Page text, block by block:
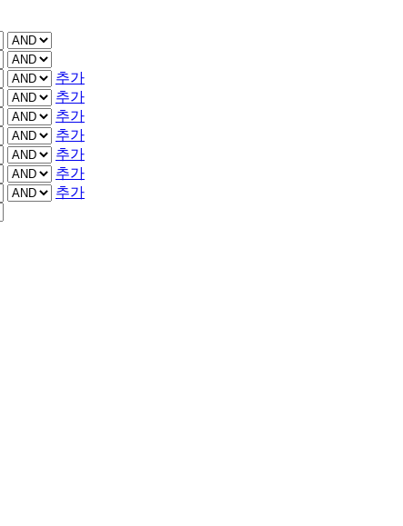
추가
추가
추가
추가
추가
추가
추가